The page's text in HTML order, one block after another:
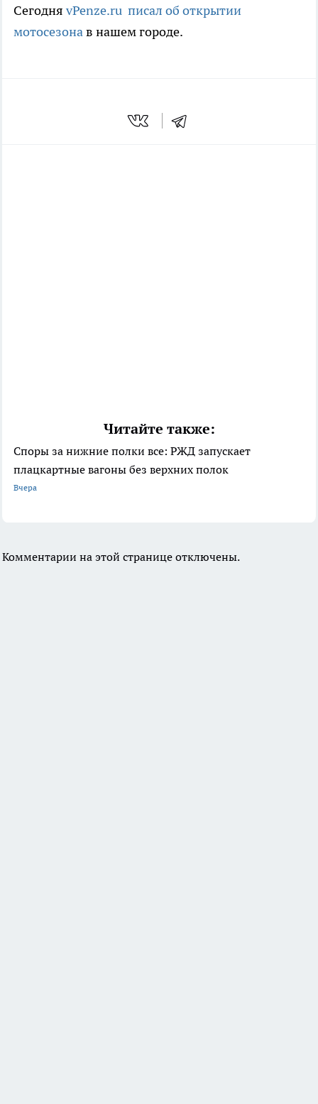
Сегодня vPenze.ru писал об открытии
мотосезонав нашем городе.
Читайте также:
Споры за нижние полки все: РЖД запускает
плацкартные вагоны без верхних полок
Вчера
Комментарии на этой странице отключены.